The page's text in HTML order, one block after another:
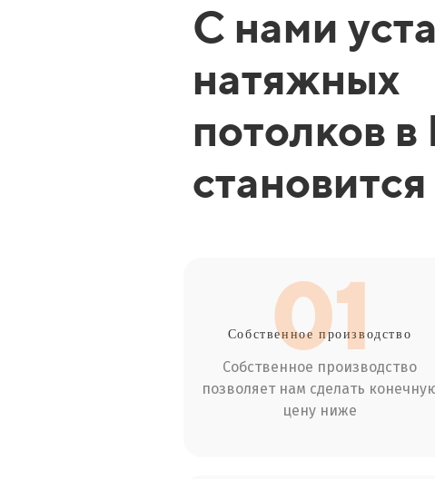
С нами
натяжных
потолков
01
Собственное производство
Собственное производство
позволяет нам сделать
цену ниже